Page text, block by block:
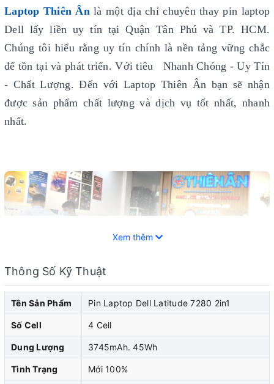
Laptop Thiên Ân là một địa chỉ chuyên thay pin laptop
Dell lấy liền uy tín tại Quận Tân Phú và TP. HCM.
Chúng tôi hiểu rằng uy tín chính là nền tảng vững chắc
để tồn tại và phát triển. Với tiêu Nhanh Chóng - Uy Tín
- Chất Lượng. Đến với Laptop Thiên Ân bạn sẽ nhận
được sản phẩm chất lượng và dịch vụ tốt nhất, nhanh
nhất.
Pin laptop Dell đóng vai trò quan trọng trong việc cung
cấp năng lượng cho laptop dell của bạn. Khi pin laptop
Xem thêm
Thông Số Kỹ Thuật
Tên Sản Phẩm Pin Laptop Dell Latitude 7280 2in1
Số Cell 4 Cell
Dung Lượng 3745mAh. 45Wh
Tình Trạng Mới 100%